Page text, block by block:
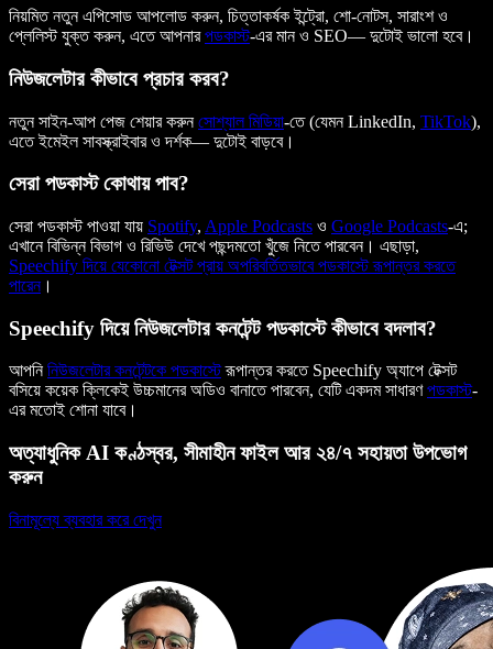
নিয়মিত নতুন এপিসোড আপলোড করুন, চিত্তাকর্ষক ইন্ট্রো, শো-নোটস, সারাংশ ও
প্লেলিস্ট যুক্ত করুন, এতে আপনারপডকাস্ট-এর মান ও SEO— দুটোই ভালো হবে।
নিউজলেটার কীভাবে প্রচার করব?
নতুন সাইন-আপ পেজ শেয়ার করুনসোশ্যাল মিডিয়া-তে (যেমন LinkedIn, TikTok),
এতে ইমেইল সাবস্ক্রাইবার ও দর্শক— দুটোই বাড়বে।
সেরা পডকাস্ট কোথায় পাব?
সেরা পডকাস্ট পাওয়া যায় Spotify, Apple Podcasts ও Google Podcasts-এ;
এখানে বিভিন্ন বিভাগ ও রিভিউ দেখে পছন্দমতো খুঁজে নিতে পারবেন। এছাড়া,
Speechify দিয়ে যেকোনো টেক্সট প্রায় অপরিবর্তিতভাবে পডকাস্টে রূপান্তর করতে
পারেন।
Speechify দিয়ে নিউজলেটার কনটেন্ট পডকাস্টে কীভাবে বদলাব?
আপনিনিউজলেটার কনটেন্টকে পডকাস্টেরূপান্তর করতে Speechify অ্যাপে টেক্সট
বসিয়ে কয়েক ক্লিকেই উচ্চমানের অডিও বানাতে পারবেন, যেটি একদম সাধারণপডকাস্ট-
এর মতোই শোনা যাবে।
অত্যাধুনিক AI কণ্ঠস্বর, সীমাহীন ফাইল আর ২৪/৭ সহায়তা উপভোগ
করুন
বিনামূল্যে ব্যবহার করে দেখুন